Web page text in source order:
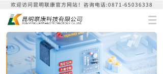
欢迎访问昆明联康官方网站！咨询电话:0871-65036338